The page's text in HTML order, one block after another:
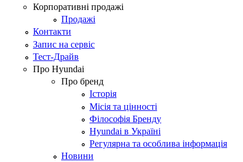
Корпоративні продажі
Продажі
Контакти
Запис на сервіс
Тест-Драйв
Про Hyundai
Про бренд
Історія
Місія та цінності
Філософія Бренду
Hyundai в Україні
Регулярна та особлива інформація
Новини